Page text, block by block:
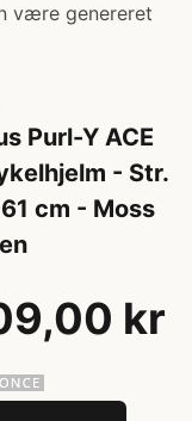
være genereret
Purl-Y ACE
- Str.
cm - Moss
kr